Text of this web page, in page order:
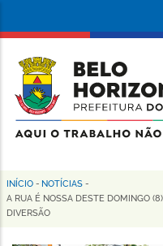
conteúdo
principal
da
Prefeitura
de
Horizonte
Trilha
de
INÍCIO - NOTÍCIAS -
A RUA É NOSSA DESTE DOMINGO
DIVERSÃO